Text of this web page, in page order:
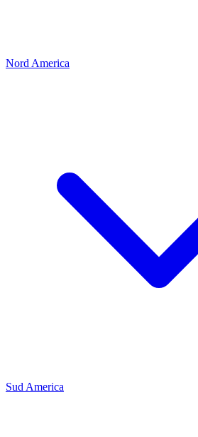
Nord America
Sud America